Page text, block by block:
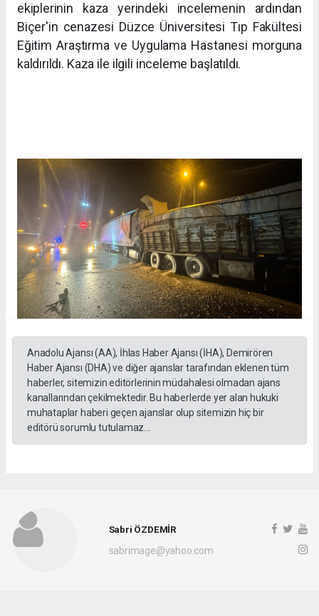
ekiplerinin kaza yerindeki incelemenin ardından
Biçer'in cenazesi Düzce Üniversitesi Tıp Fakültesi
Eğitim Araştırma ve Uygulama Hastanesi morguna
kaldırıldı. Kaza ile ilgili inceleme başlatıldı.
Anadolu Ajansı (AA), İhlas Haber Ajansı (İHA), Demirören
Haber Ajansı (DHA) ve diğer ajanslar tarafından eklenen tüm
haberler, sitemizin editörlerinin müdahalesi olmadan ajans
kanallarından çekilmektedir. Bu haberlerde yer alan hukuki
muhataplar haberi geçen ajanslar olup sitemizin hiç bir
editörü sorumlu tutulamaz...
Sabri ÖZDEMİR
sabrimage@yahoo.com